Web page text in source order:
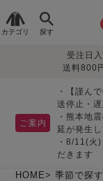
カテゴリ 探す
生地
さが
敏感肌用
パジャマ
夏パジャマ特集
受注日
送料800
ご案内
・【謹ん
送停止・
・熊本地
延が発生
・8/11(火
だきます
HOME 季節で探